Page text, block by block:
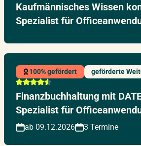
Kaufmännisches Wissen
Spezialist für
100% gefördert geförderte
Finanzbuchhaltung mit
Spezialist für
ab 09.12.2026 3 Termine